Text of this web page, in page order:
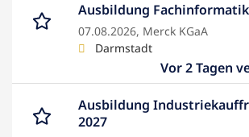
Ausbildung
07.08.2026, Merck KGaA
Darmstadt
Vor 2 Tagen
Ausbildung
2027